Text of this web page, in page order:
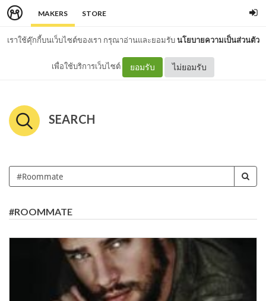
MAKERS STORE
เราใช้คุ๊กกี้บนเว็บไซต์ของเรา กรุณาอ่านและยอมรับนโยบายความเป็นส่วนตัว
เพื่อใช้บริการเว็บไซต์ ยอมรับ ไม่ยอมรับ
SEARCH
#ROOMMATE